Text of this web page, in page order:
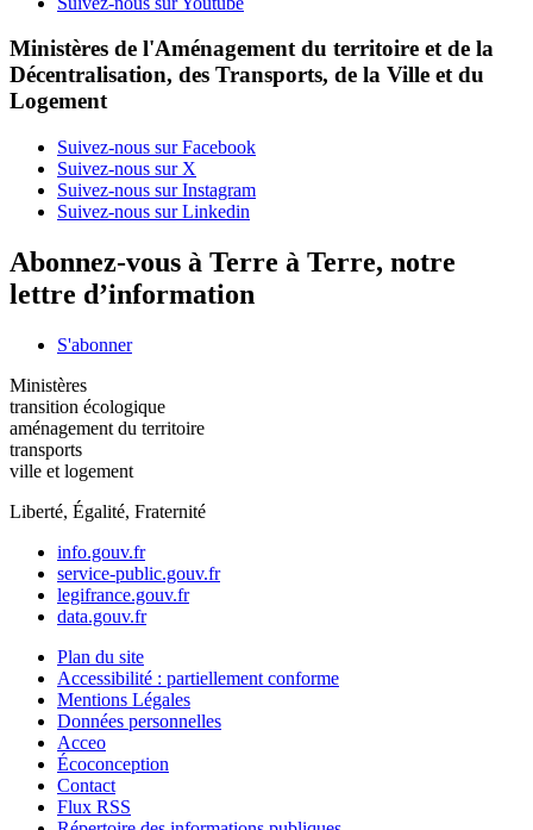
Ministères de l'Aménagement du territoire et de la
Décentralisation, des Transports, de la Ville et du
Logement
Suivez-nous sur Facebook
Suivez-nous sur X
Suivez-nous sur Instagram
Suivez-nous sur Linkedin
Abonnez-vous à Terre à Terre, notre
lettre d’information
S'abonner
Ministères
transition écologique
aménagement du territoire
transports
ville et logement
Liberté, Égalité, Fraternité
info.gouv.fr
service-public.gouv.fr
legifrance.gouv.fr
data.gouv.fr
Plan du site
Accessibilité : partiellement conforme
Mentions Légales
Données personnelles
Acceo
Écoconception
Contact
Flux RSS